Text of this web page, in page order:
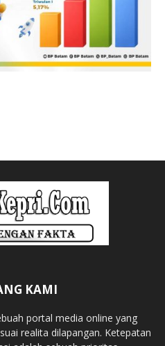
KAMI
portal media online yang
realita dilapangan. Ketepatan